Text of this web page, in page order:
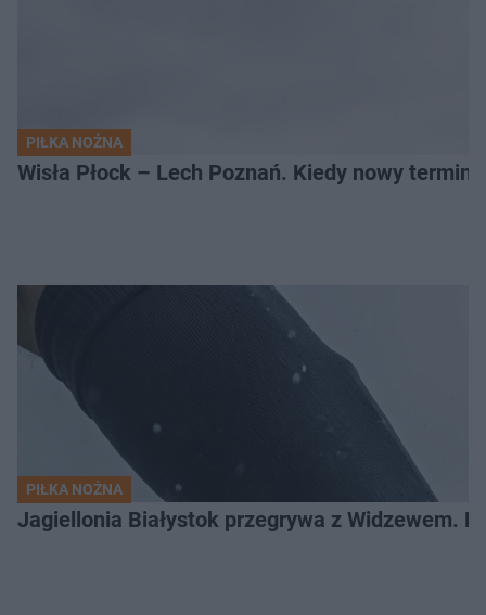
PIŁKA NOŻNA
Wisła Płock – Lech Poznań. Kiedy nowy termin
PIŁKA NOŻNA
Jagiellonia Białystok przegrywa z Widzewem.